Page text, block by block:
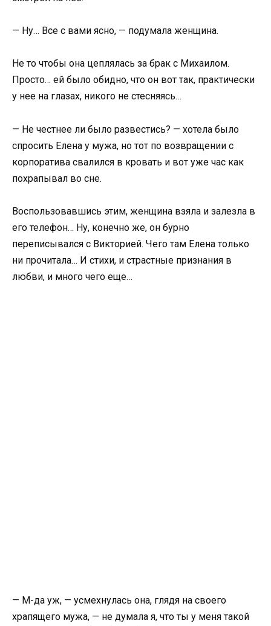
— Ну… Все с вами ясно, — подумала женщина.
Не то чтобы она цеплялась за брак с Михаилом.
Просто… ей было обидно, что он вот так, практически
у нее на глазах, никого не стесняясь…
— Не честнее ли было развестись? — хотела было
спросить Елена у мужа, но тот по возвращении с
корпоратива свалился в кровать и вот уже час как
похрапывал во сне.
Воспользовавшись этим, женщина взяла и залезла в
его телефон… Ну, конечно же, он бурно
переписывался с Викторией. Чего там Елена только
ни прочитала… И стихи, и страстные признания в
любви, и много чего еще…
— М-да уж, — усмехнулась она, глядя на своего
храпящего мужа, — не думала я, что ты у меня такой